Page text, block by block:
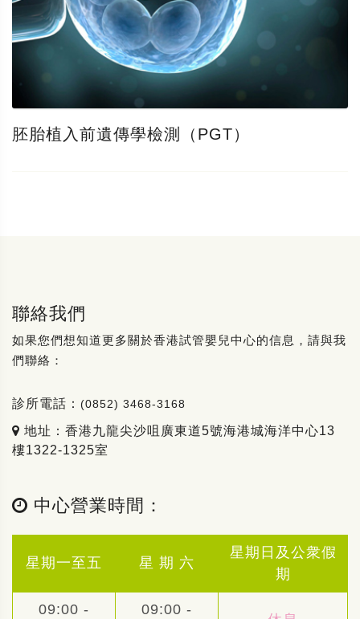
胚胎植入前遺傳學檢測（PGT）
聯絡我們
如果您們想知道更多關於香港試管嬰兒中心的信息，請與我
們聯絡：
診所電話： (0852) 3468-3168
地址：香港九龍尖沙咀廣東道5號海港城海洋中心13
樓1322-1325室
中心營業時間：
星期一至五 星 期 六
星期日及公衆假
期
09:00 - 09:00 -